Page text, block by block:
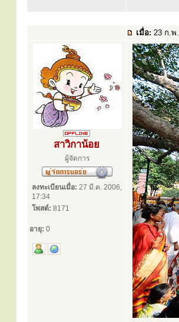
เมื่อ: 23 ก.พ
สาวิกาน้อย
ผู้จัดการ
ลงทะเบียนเมื่อ: 27 มี.ค. 2006,
17:34
โพสต์: 8171
อายุ: 0